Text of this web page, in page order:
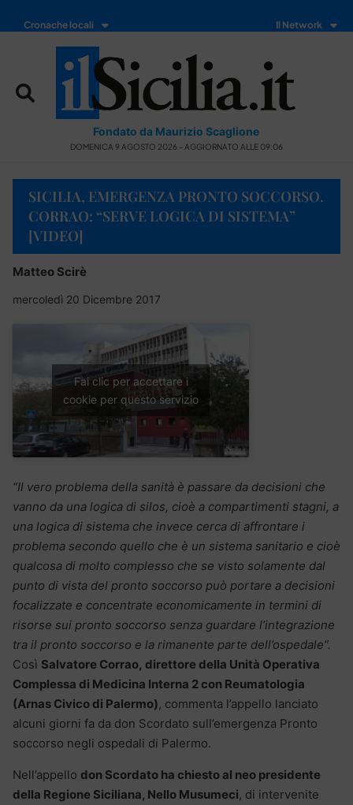
Cronache locali Il Network
Fondato da Maurizio Scaglione
DOMENICA 9 AGOSTO 2026 - AGGIORNATO ALLE 09:06
SICILIA, EMERGENZA PRONTO SOCCORSO.
CORRAO: “SERVE LOGICA DI SISTEMA”
[VIDEO]
Matteo Scirè
mercoledì 20 Dicembre 2017
Fai clic per accettare i
cookie per questo servizio
“Il vero problema della sanità è passare da decisioni che
vanno da una logica di silos, cioè a compartimenti stagni, a
una logica di sistema che invece cerca di affrontare i
problema secondo quello che è un sistema sanitario e cioè
qualcosa di molto complesso che se visto solamente dal
punto di vista del pronto soccorso può portare a decisioni
focalizzate e concentrate economicamente in termini di
risorse sui pronto soccorso senza guardare l’integrazione
tra il pronto soccorso e la rimanente parte dell’ospedale”.
Così Salvatore Corrao, direttore della Unità Operativa
Complessa di Medicina Interna 2 con Reumatologia
(Arnas Civico di Palermo), commenta l’appello lanciato
alcuni giorni fa da don Scordato sull’emergenza Pronto
soccorso negli ospedali di Palermo.
Nell’appello don Scordato ha chiesto al neo presidente
della Regione Siciliana, Nello Musumeci, di intervenite